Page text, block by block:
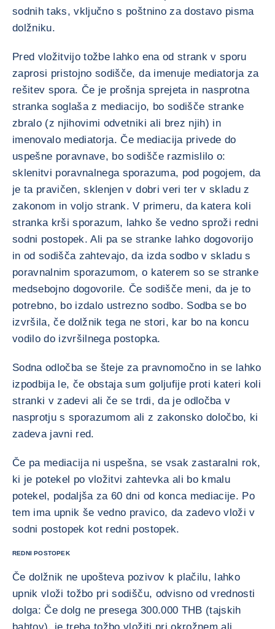
sodnih taks, vključno s poštnino za dostavo pisma
dolžniku.
Pred vložitvijo tožbe lahko ena od strank v sporu
zaprosi pristojno sodišče, da imenuje mediatorja za
rešitev spora. Če je prošnja sprejeta in nasprotna
stranka soglaša z mediacijo, bo sodišče stranke
zbralo (z njihovimi odvetniki ali brez njih) in
imenovalo mediatorja. Če mediacija privede do
uspešne poravnave, bo sodišče razmislilo o:
sklenitvi poravnalnega sporazuma, pod pogojem, da
je ta pravičen, sklenjen v dobri veri ter v skladu z
zakonom in voljo strank. V primeru, da katera koli
stranka krši sporazum, lahko še vedno sproži redni
sodni postopek. Ali pa se stranke lahko dogovorijo
in od sodišča zahtevajo, da izda sodbo v skladu s
poravnalnim sporazumom, o katerem so se stranke
medsebojno dogovorile. Če sodišče meni, da je to
potrebno, bo izdalo ustrezno sodbo. Sodba se bo
izvršila, če dolžnik tega ne stori, kar bo na koncu
vodilo do izvršilnega postopka.
Sodna odločba se šteje za pravnomočno in se lahko
izpodbija le, če obstaja sum goljufije proti kateri koli
stranki v zadevi ali če se trdi, da je odločba v
nasprotju s sporazumom ali z zakonsko določbo, ki
zadeva javni red.
Če pa mediacija ni uspešna, se vsak zastaralni rok,
ki je potekel po vložitvi zahtevka ali bo kmalu
potekel, podaljša za 60 dni od konca mediacije. Po
tem ima upnik še vedno pravico, da zadevo vloži v
sodni postopek kot redni postopek.
REDNI POSTOPEK
Če dolžnik ne upošteva pozivov k plačilu, lahko
upnik vloži tožbo pri sodišču, odvisno od vrednosti
dolga: Če dolg ne presega 300.000 THB (tajskih